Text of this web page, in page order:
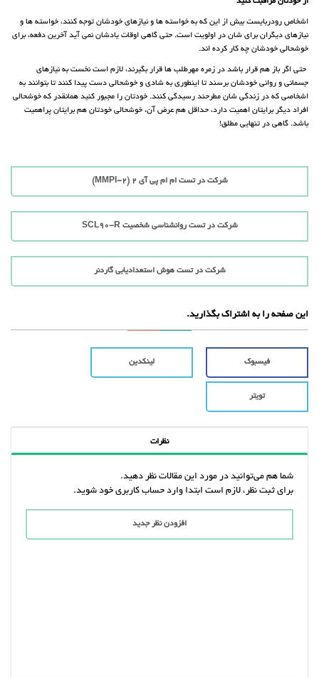
اشخاص رودربایست بیش از این که به خواسته ها و نیازهای خودشان توجه کنند، خواسته ها و
نیازهای دیگران برای شان در اولویت است. حتی گاهی اوقات یادشان نمی آید آخرین دفعه، برای
خوشحالی خودشان چه کار کرده اند.
حتی اگر باز هم قرار باشد در زمره مهرطلب ها قرار بگیرند، لازم است نخست به نیازهای
جسمانی و روانی خودشان برسند تا اینطوری به شادی و خوشحالی دست پیدا کنند تا بتوانند به
اشخاصی که در زندگی شان مطرحند رسیدگی کنند. خودتان را مجبور کنید همانقدر که خوشحالی
افراد دیگر برایتان اهمیت دارد، حداقل هم عرض آن، خوشحالی خودتان هم برایتان پراهمیت
باشد. گاهی در تنهایی مطلق!
شرکت در تست ام ام پی آی 2 (MMPI-2)
شرکت در تست روانشناسی شخصیت SCL90-R
شرکت در تست هوش استعدادیابی گاردنر
این صفحه را به اشتراک بگذارید.
فیسبوک لینکدین
تویتر
نظرات
شما هم می‌توانید در مورد این مقالات نظر دهید.
برای ثبت نظر، لازم است ابتدا وارد حساب کاربری خود شوید.
افزودن نظر جدید